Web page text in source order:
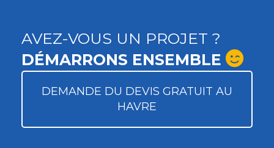
AVEZ-VOUS UN PROJET ?
DÉMARRONS ENSEMBLE
DEMANDE DU DEVIS GRATUIT AU
HAVRE